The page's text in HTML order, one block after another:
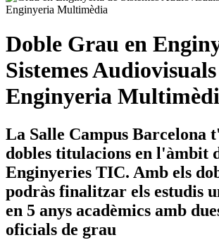
Doble Grau en
Sistemes
Enginyeria
La Salle Campus Barcelona
dobles titulacions en l'àmbit
Enginyeries TIC. Amb els
podràs finalitzar els estudis
en 5 anys acadèmics amb
oficials de grau